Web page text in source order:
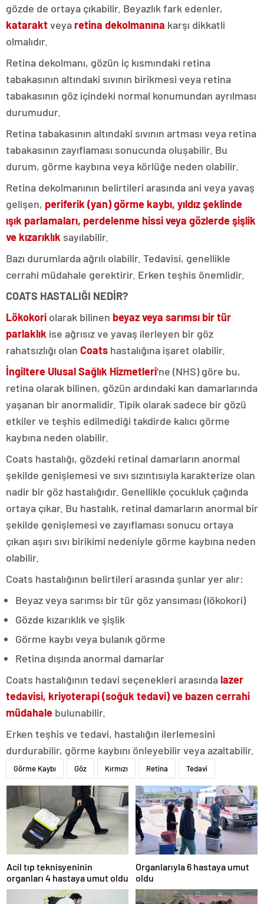
gözde de ortaya çıkabilir. Beyazlık fark edenler,
kataraktveya retina dekolmanına karşı dikkatli
olmalıdır.
Retina dekolmanı, gözün iç kısmındaki retina
tabakasının altındaki sıvının birikmesi veya retina
tabakasının göz içindeki normal konumundan ayrılması
durumudur.
Retina tabakasının altındaki sıvının artması veya retina
tabakasının zayıflaması sonucunda oluşabilir. Bu
durum, görme kaybına veya körlüğe neden olabilir.
Retina dekolmanının belirtileri arasında ani veya yavaş
gelişen, periferik (yan) görme kaybı, yıldız şeklinde
ışık parlamaları, perdelenme hissi veya gözlerde şişlik
ve kızarıklık sayılabilir.
Bazı durumlarda ağrılı olabilir. Tedavisi, genellikle
cerrahi müdahale gerektirir. Erken teşhis önemlidir.
COATS HASTALIĞI NEDİR?
Lökokori olarak bilinen beyaz veya sarımsı bir tür
parlaklık ise ağrısız ve yavaş ilerleyen bir göz
rahatsızlığı olan Coats hastalığına işaret olabilir.
İngiltere Ulusal Sağlık Hizmetleri‘ne (NHS) göre bu,
retina olarak bilinen, gözün ardındaki kan damarlarında
yaşanan bir anormalidir. Tipik olarak sadece bir gözü
etkiler ve teşhis edilmediği takdirde kalıcı görme
kaybına neden olabilir.
Coats hastalığı, gözdeki retinal damarların anormal
şekilde genişlemesi ve sıvı sızıntısıyla karakterize olan
nadir bir göz hastalığıdır. Genellikle çocukluk çağında
ortaya çıkar. Bu hastalık, retinal damarların anormal bir
şekilde genişlemesi ve zayıflaması sonucu ortaya
çıkan aşırı sıvı birikimi nedeniyle görme kaybına neden
olabilir.
Coats hastalığının belirtileri arasında şunlar yer alır:
Beyaz veya sarımsı bir tür göz yansıması (lökokori)
Gözde kızarıklık ve şişlik
Görme kaybı veya bulanık görme
Retina dışında anormal damarlar
Coats hastalığının tedavi seçenekleri arasında lazer
tedavisi, kriyoterapi (soğuk tedavi) ve bazen cerrahi
müdahale bulunabilir.
Erken teşhis ve tedavi, hastalığın ilerlemesini
durdurabilir, görme kaybını önleyebilir veya azaltabilir.
Görme Kaybı Göz Kırmızı Retina Tedavi
Acil tıp teknisyeninin
organları 4 hastaya umut oldu
Organlarıyla 6 hastaya umut
oldu